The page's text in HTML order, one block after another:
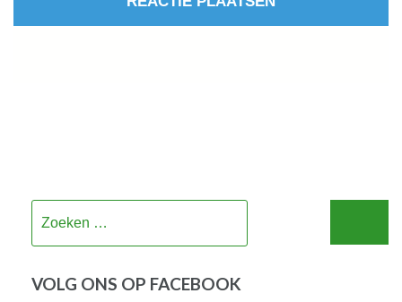
VOLG ONS OP FACEBOOK